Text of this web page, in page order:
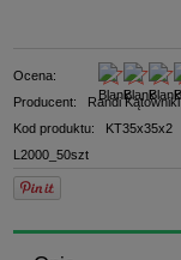
Ocena:
Producent:
Randi Kątowniki
Kod produktu:
KT35x35x2
L2000_50szt